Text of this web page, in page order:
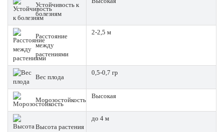
Устойчивость к
болезням
Расстояние
между
растениями
2-2,5 м
Вес плода
0,5-0,7 гр
Морозостойкость
Высокая
Высота растения
до 4 м